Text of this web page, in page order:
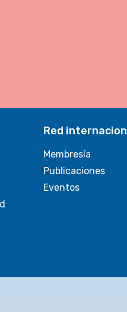
Red
Membresía
Publicaciones
Eventos